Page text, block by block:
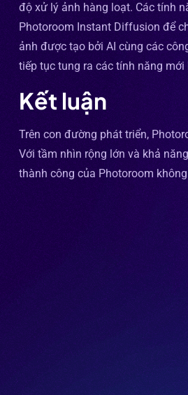
độ xử lý ảnh hàng loạt. Các tính
Photoroom Instant Diffusion để
ảnh được tạo bởi AI cùng các
tiếp tục tung ra các tính năng
Kết luận
Trên con đường phát triển,
Với tầm nhìn rộng lớn và khả
thành công của Photoroom